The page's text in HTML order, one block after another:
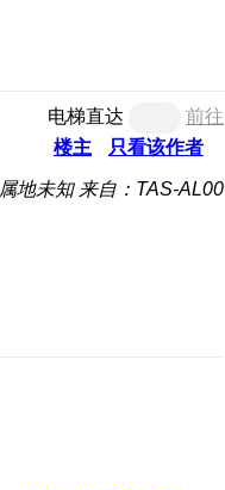
电梯直达
前往
楼主
只看该作者
属地未知 来自：TAS-AL00